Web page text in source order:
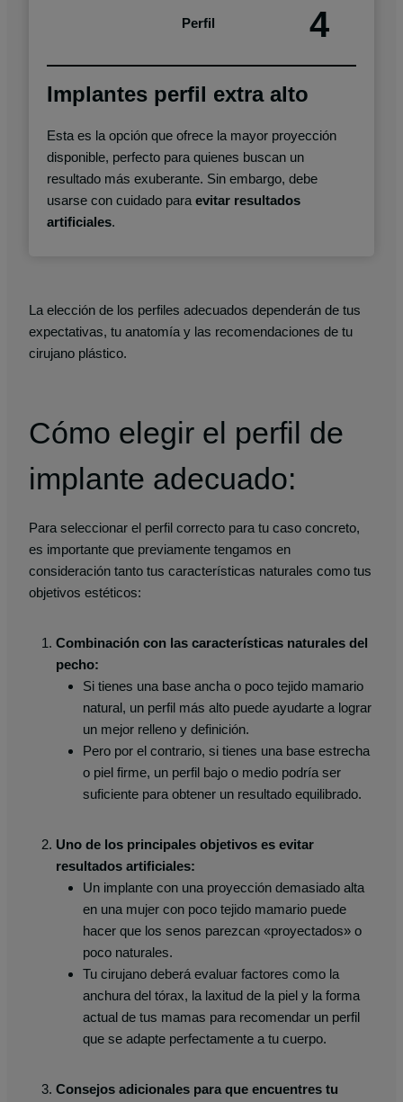
4
Perfil
Implantes perfil extra alto
Esta es la opción que ofrece la mayor proyección
disponible, perfecto para quienes buscan un
resultado más exuberante. Sin embargo, debe
usarse con cuidado para evitar resultados
artificiales.
La elección de los perfiles adecuados dependerán de tus
expectativas, tu anatomía y las recomendaciones de tu
cirujano plástico.
Cómo elegir el perfil de
implante adecuado:
Para seleccionar el perfil correcto para tu caso concreto,
es importante que previamente tengamos en
consideración tanto tus características naturales como tus
objetivos estéticos:
Combinación con las características naturales del
pecho:
Si tienes una base ancha o poco tejido mamario
natural, un perfil más alto puede ayudarte a lograr
un mejor relleno y definición.
Pero por el contrario, si tienes una base estrecha
o piel firme, un perfil bajo o medio podría ser
suficiente para obtener un resultado equilibrado.
Uno de los principales objetivos es evitar
resultados artificiales:
Un implante con una proyección demasiado alta
en una mujer con poco tejido mamario puede
hacer que los senos parezcan «proyectados» o
poco naturales.
Tu cirujano deberá evaluar factores como la
anchura del tórax, la laxitud de la piel y la forma
actual de tus mamas para recomendar un perfil
que se adapte perfectamente a tu cuerpo.
Consejos adicionales para que encuentres tu